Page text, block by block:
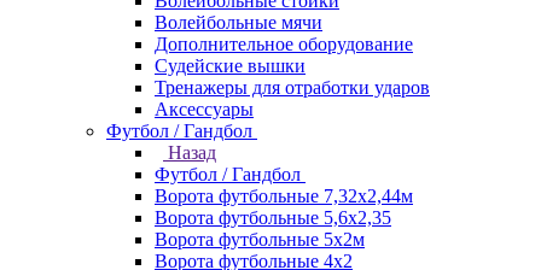
Волейбольные мячи
Дополнительное оборудование
Судейские вышки
Тренажеры для отработки ударов
Аксессуары
Футбол / Гандбол
Назад
Футбол / Гандбол
Ворота футбольные 7,32х2,44м
Ворота футбольные 5,6х2,35
Ворота футбольные 5х2м
Ворота футбольные 4х2